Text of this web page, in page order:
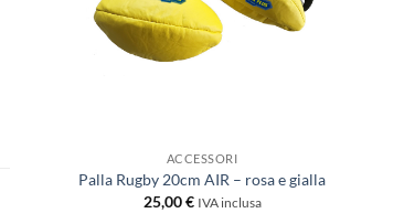
ACCESSORI
Palla Rugby 20cm AIR – rosa e gialla
25,00€ IVA inclusa